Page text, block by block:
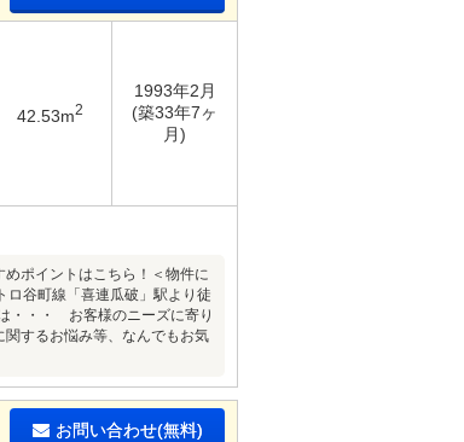
42.53m2
1993年2月
(築33年7ヶ
月)
ポイントはこちら！＜物件に
谷町線「喜連瓜破」駅より徒
・・・ お客様のニーズに寄り
するお悩み等、なんでもお気
お問い合わせ(無料)